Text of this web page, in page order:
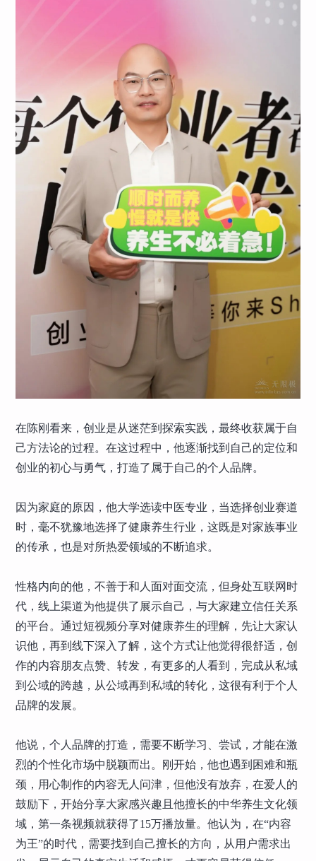
在陈刚看来，创业是从迷茫到探索实践，最终收获属于自
己方法论的过程。在这过程中，他逐渐找到自己的定位和
创业的初心与勇气，打造了属于自己的个人品牌。
因为家庭的原因，他大学选读中医专业，当选择创业赛道
时，毫不犹豫地选择了健康养生行业，这既是对家族事业
的传承，也是对所热爱领域的不断追求。
性格内向的他，不善于和人面对面交流，但身处互联网时
代，线上渠道为他提供了展示自己，与大家建立信任关系
的平台。通过短视频分享对健康养生的理解，先让大家认
识他，再到线下深入了解，这个方式让他觉得很舒适，创
作的内容朋友点赞、转发，有更多的人看到，完成从私域
到公域的跨越，从公域再到私域的转化，这很有利于个人
品牌的发展。
他说，个人品牌的打造，需要不断学习、尝试，才能在激
烈的个性化市场中脱颖而出。刚开始，他也遇到困难和瓶
颈，用心制作的内容无人问津，但他没有放弃，在爱人的
鼓励下，开始分享大家感兴趣且他擅长的中华养生文化领
域，第一条视频就获得了15万播放量。他认为，在“内容
为王”的时代，需要找到自己擅长的方向，从用户需求出